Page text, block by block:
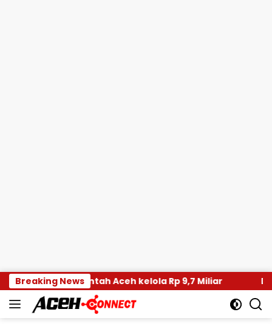
Langsung
ke
konten
Breaking News
Aceh kelola Rp 9,7 Miliar Disdik Dayah